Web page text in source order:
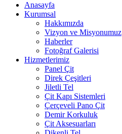
Anasayfa
Kurumsal
Hakkımızda
Vizyon ve Misyonumuz
Haberler
Fotoğraf Galerisi
Hizmetlerimiz
Panel Çit
Direk Çeşitleri
Jiletli Tel
Çit Kapı Sistemleri
Çerçeveli Pano Çit
Demir Korkuluk
Çit Aksesuarları